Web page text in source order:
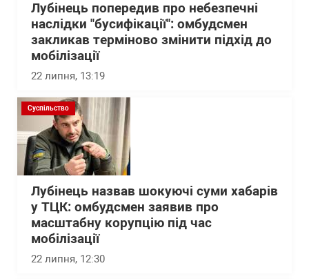
Лубінець попередив про небезпечні
наслідки "бусифікації": омбудсмен
закликав терміново змінити підхід до
мобілізації
22 липня, 13:19
Суспільство
Лубінець назвав шокуючі суми хабарів
у ТЦК: омбудсмен заявив про
масштабну корупцію під час
мобілізації
22 липня, 12:30